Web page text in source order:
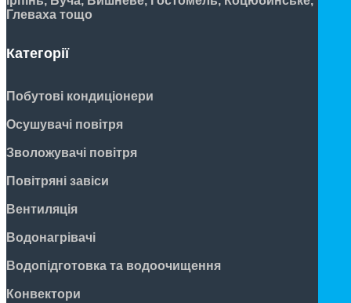
Глеваха тощо
Категорії
Побутові кондиціонери
Осушувачі повітря
Зволожувачі повітря
Повітряні завіси
Вентиляція
Водонагрівачі
Водопідготовка та водоочищення
Конвектори